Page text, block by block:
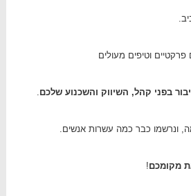
בפני קהל, השיווק והשכנוע שלכם.
ונרשמו כבר כמה עשרות אנשים.
מקומכם!